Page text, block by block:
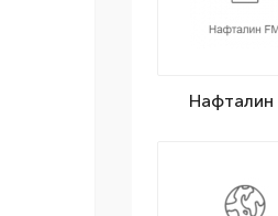
Нафталин